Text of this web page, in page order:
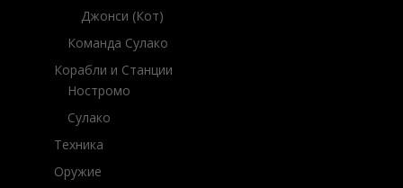
Джонси (Кот)
Команда Сулако
Корабли и Станции
Ностромо
Сулако
Техника
Оружие